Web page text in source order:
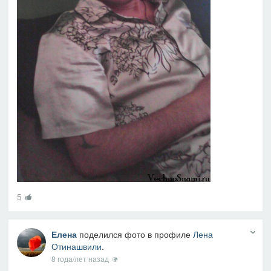
5
Еленаподелился фото в профиле Лена
Отинашвили.
8 года/лет назад